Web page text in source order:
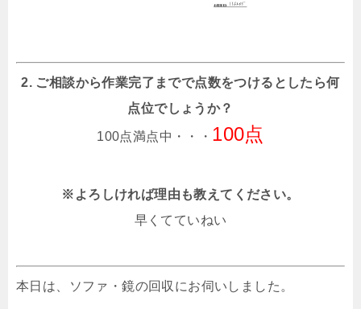
2. ご相談から作業完了までで点数をつけるとしたら何
点位でしょうか？
100点満点中・・・ 100点
※よろしければ理由も教えてください。
早くてていねい
本日は、ソファ・鏡の回収にお伺いしました。